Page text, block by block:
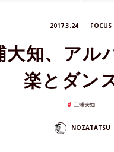
2017.3.24 FOCUS
大知、ア
楽とダン
三浦大知
NOZATATSU